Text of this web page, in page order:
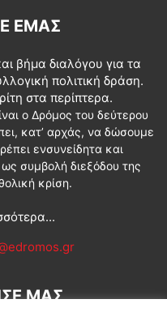
ΕΜΆΣ
βήμα διαλόγου για τα
πολιτική δράση.
στα περίπτερα.
ο Δρόμος του δεύτερου
κατ’ αρχάς, να δώσουμε
ενσυνείδητα και
συμβολή διεξόδου της
κρίση.
ΜΑΣ